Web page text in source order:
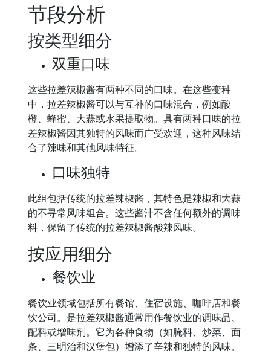
节段分析
按类型细分
双重口味
这些拉差辣椒酱有两种不同的口味。在这些变种
中，拉差辣椒酱可以与互补的口味混合，例如酸
橙、蜂蜜、大蒜或水果提取物。具有两种口味的拉
差辣椒酱因其独特的风味而广受欢迎，这种风味结
合了辣味和其他风味特征。
口味独特
此组包括传统的拉差辣椒酱，其特色是辣椒和大蒜
的不寻常风味组合。这些酱汁不含任何额外的调味
料，保留了传统的拉差辣椒酱酸辣风味。
按应用细分
餐饮业
餐饮业领域包括所有餐馆、住宿设施、咖啡店和餐
饮公司。是拉差辣椒酱通常用作餐饮业的调味品、
配料或增味剂。它为各种食物（如腌料、炒菜、面
条、三明治和汉堡包）增添了辛辣和独特的风味。